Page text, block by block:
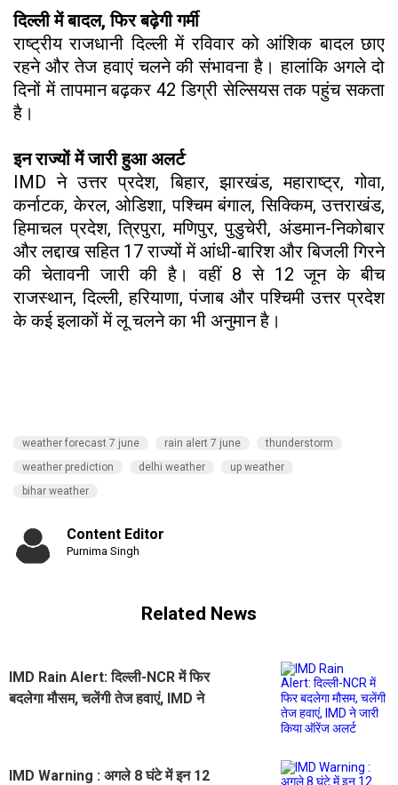
दिल्ली में बादल, फिर बढ़ेगी गर्मी
राष्ट्रीय राजधानी दिल्ली में रविवार को आंशिक बादल छाए
रहने और तेज हवाएं चलने की संभावना है। हालांकि अगले दो
दिनों में तापमान बढ़कर 42 डिग्री सेल्सियस तक पहुंच सकता
है।
इन राज्यों में जारी हुआ अलर्ट
IMD ने उत्तर प्रदेश, बिहार, झारखंड, महाराष्ट्र, गोवा,
कर्नाटक, केरल, ओडिशा, पश्चिम बंगाल, सिक्किम, उत्तराखंड,
हिमाचल प्रदेश, त्रिपुरा, मणिपुर, पुडुचेरी, अंडमान-निकोबार
और लद्दाख सहित 17 राज्यों में आंधी-बारिश और बिजली गिरने
की चेतावनी जारी की है। वहीं 8 से 12 जून के बीच
राजस्थान, दिल्ली, हरियाणा, पंजाब और पश्चिमी उत्तर प्रदेश
के कई इलाकों में लू चलने का भी अनुमान है।
weather forecast 7 june rain alert 7 june
thunderstorm
weather prediction
delhi weather
up weather
bihar weather
Content Editor
Purnima Singh
Related News
IMD Rain Alert: दिल्ली-NCR में फिर
बदलेगा मौसम, चलेंगी तेज हवाएं, IMD ने
IMD Warning : अगले 8 घंटे में इन 12